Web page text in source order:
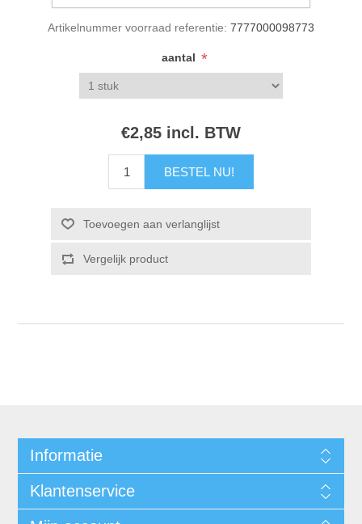
Artikelnummer voorraad referentie: 7777000098773
aantal *
€2,85 incl. BTW
Informatie
Klantenservice